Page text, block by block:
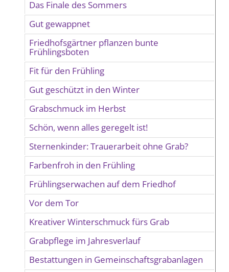
Das Finale des Sommers
Gut gewappnet
Friedhofsgärtner pflanzen bunte
Frühlingsboten
Fit für den Frühling
Gut geschützt in den Winter
Grabschmuck im Herbst
Schön, wenn alles geregelt ist!
Sternenkinder: Trauerarbeit ohne Grab?
Farbenfroh in den Frühling
Frühlingserwachen auf dem Friedhof
Vor dem Tor
Kreativer Winterschmuck fürs Grab
Grabpflege im Jahresverlauf
Bestattungen in Gemeinschaftsgrabanlagen